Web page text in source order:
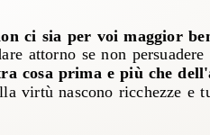
ci sia per voi maggior
attorno se non
cosa prima e più che
virtù nascono ricchezze e